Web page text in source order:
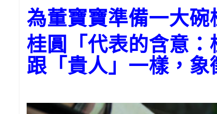
為董寶寶準備一大碗
桂圓「代表的含意
跟「貴人」一樣，